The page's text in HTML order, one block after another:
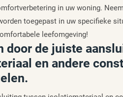
in uw woning.
toegepast in uw specifieke
leefomgeving!
door de juiste
en andere